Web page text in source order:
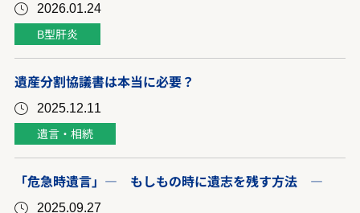
2026.01.24
B型肝炎
遺産分割協議書は本当に必要？
2025.12.11
遺言・相続
「危急時遺言」― もしもの時に遺志を残す方法 ―
2025.09.27